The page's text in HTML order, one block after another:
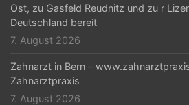
Ost, zu Gasfeld Reudnitz und zu r
Deutschland bereit
7. August 2026
Zahnarzt in Bern –
Zahnarztpraxis
7. August 2026